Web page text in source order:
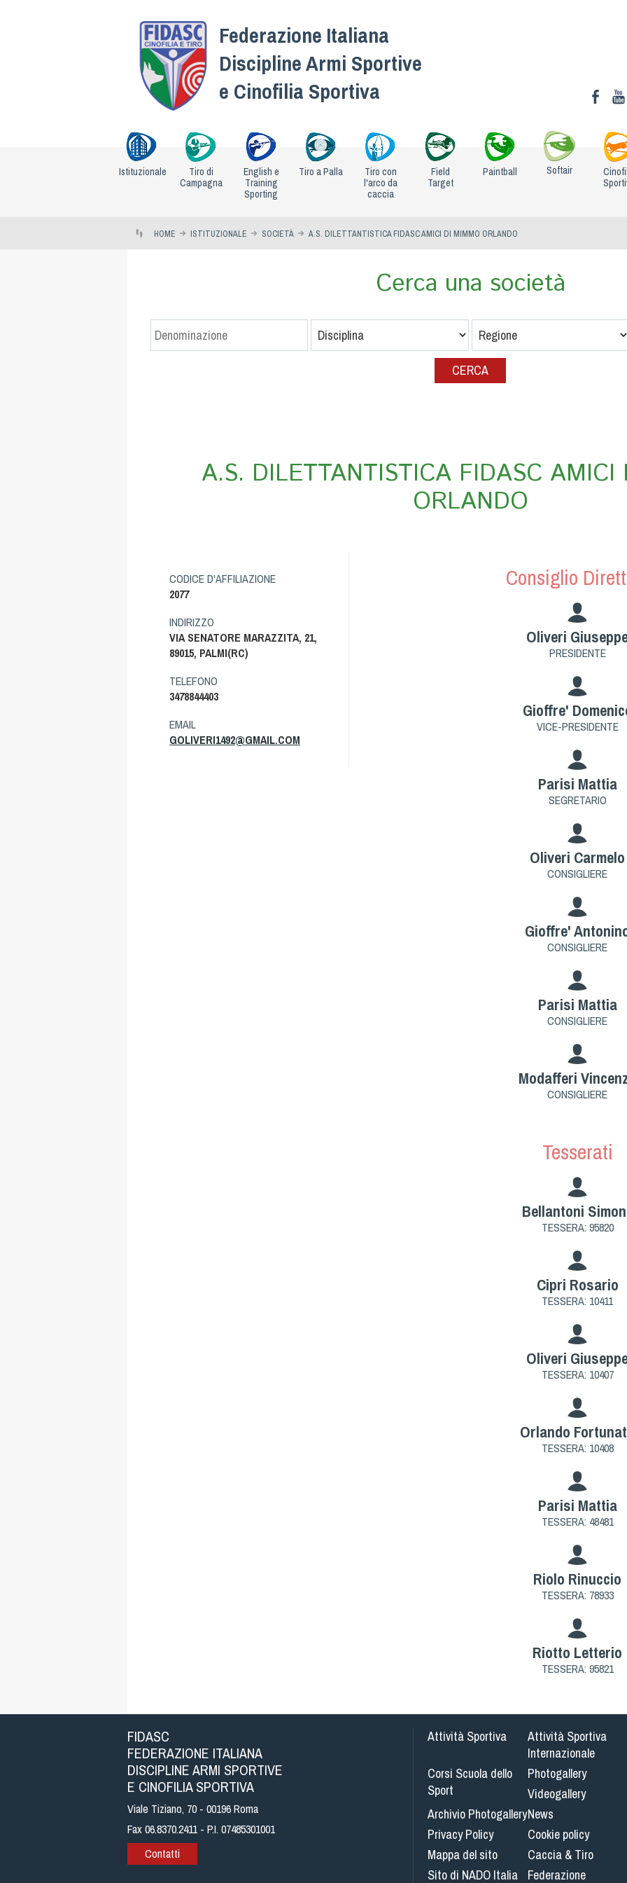
Federazione Italiana
Discipline Armi Sportive
e Cinofilia Sportiva
Istituzionale
Tiro di
Campagna
English e
Training
Sporting
Tiro a Palla
Tiro con
l'arco da
caccia
Field
Target
Paintball Softair
HOME ISTITUZIONALE SOCIETÀ A.S. DILETTANTISTICA FIDASC AMICI DI MIMMO ORLANDO
Cerca una società
A.S. DILETTANTISTICA FIDASC
ORLANDO
CODICE D'AFFILIAZIONE
2077
INDIRIZZO
VIA SENATORE MARAZZITA, 21,
89015, PALMI(RC)
TELEFONO
3478844403
EMAIL
GOLIVERI1492@GMAIL.COM
Consiglio
Oliveri
PRESIDENTE
Gioffre'
VICE-PRESIDENTE
Parisi Mattia
SEGRETARIO
Oliveri Carmelo
CONSIGLIERE
Gioffre'
CONSIGLIERE
Parisi Mattia
CONSIGLIERE
Modafferi
CONSIGLIERE
Tesserati
Bellantoni
TESSERA: 95820
Cipri Rosario
TESSERA: 10411
Oliveri
TESSERA: 10407
Orlando
TESSERA: 10408
Parisi Mattia
TESSERA: 48481
Riolo Rinuccio
TESSERA: 78933
Riotto Letterio
TESSERA: 95821
FIDASC
FEDERAZIONE ITALIANA
DISCIPLINE ARMI SPORTIVE
E CINOFILIA SPORTIVA
Viale Tiziano, 70 - 00196 Roma
Fax 06.8370.2411 - P.I. 07485301001
Contatti
Attività Sportiva
Attività Sportiva
Internazionale
Corsi Scuola dello
Sport
Photogallery
Videogallery
Archivio PhotogalleryNews
Privacy Policy
Cookie policy
Mappa del sito
Caccia & Tiro
Sito di NADO Italia Federazione